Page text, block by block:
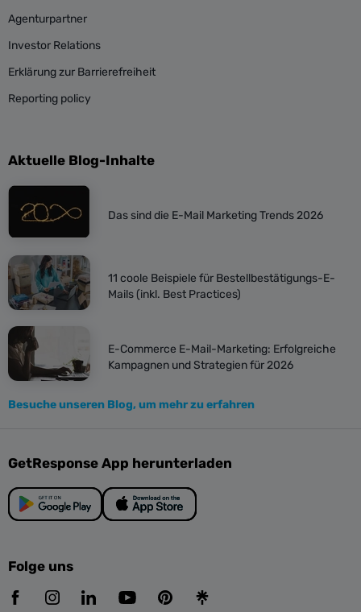
Agenturpartner
Investor Relations
Erklärung zur Barrierefreiheit
Reporting policy
Aktuelle Blog-Inhalte
Das sind die E-Mail Marketing Trends 2026
11 coole Beispiele für Bestellbestätigungs-E-
Mails (inkl. Best Practices)
E-Commerce E-Mail-Marketing: Erfolgreiche
Kampagnen und Strategien für 2026
Besuche unseren Blog, um mehr zu erfahren
GetResponse App herunterladen
Folge uns